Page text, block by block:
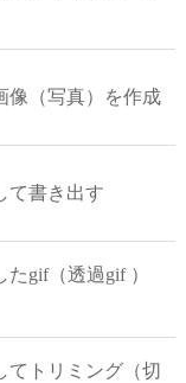
像（写真）を作成
て書き出す
gif（透過gif ）
てトリミング（切